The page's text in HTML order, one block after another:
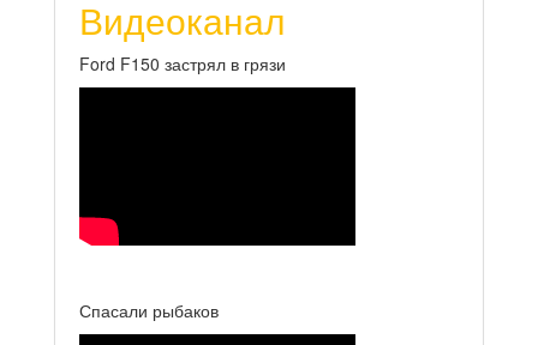
Видеоканал
Ford F150 застрял в грязи
Спасали рыбаков